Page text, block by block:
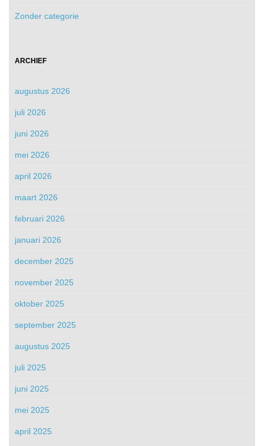
Zonder categorie
ARCHIEF
augustus 2026
juli 2026
juni 2026
mei 2026
april 2026
maart 2026
februari 2026
januari 2026
december 2025
november 2025
oktober 2025
september 2025
augustus 2025
juli 2025
juni 2025
mei 2025
april 2025